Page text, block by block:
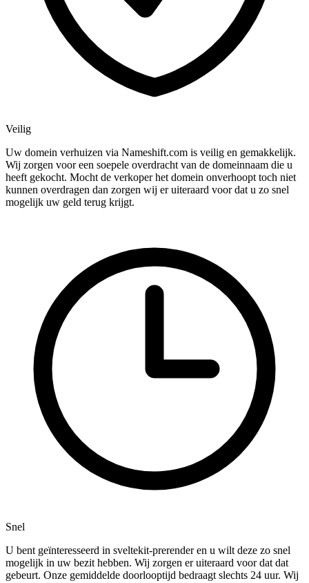
Veilig
Uw domein verhuizen via Nameshift.com is veilig en gemakkelijk.
Wij zorgen voor een soepele overdracht van de domeinnaam die u
heeft gekocht. Mocht de verkoper het domein onverhoopt toch niet
kunnen overdragen dan zorgen wij er uiteraard voor dat u zo snel
mogelijk uw geld terug krijgt.
Snel
U bent geïnteresseerd in sveltekit-prerender en u wilt deze zo snel
mogelijk in uw bezit hebben. Wij zorgen er uiteraard voor dat dat
gebeurt. Onze gemiddelde doorlooptijd bedraagt slechts 24 uur. Wij